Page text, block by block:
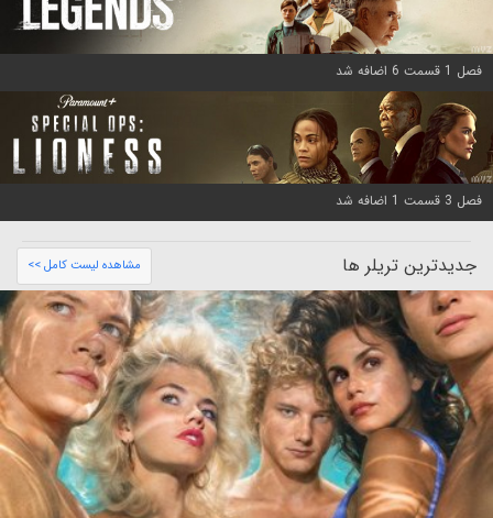
فصل 1 قسمت 6 اضافه شد
فصل 3 قسمت 1 اضافه شد
جدیدترین تریلر ها مشاهده لیست کامل >>